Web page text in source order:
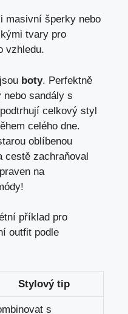
masivní šperky nebo
tvary pro
vzhledu.
boty. Perfektně
sandály s
celkový styl
celého dne.
oblíbenou
cestě zachraňoval
na
příklad pro
outfit podle
Stylový tip
s